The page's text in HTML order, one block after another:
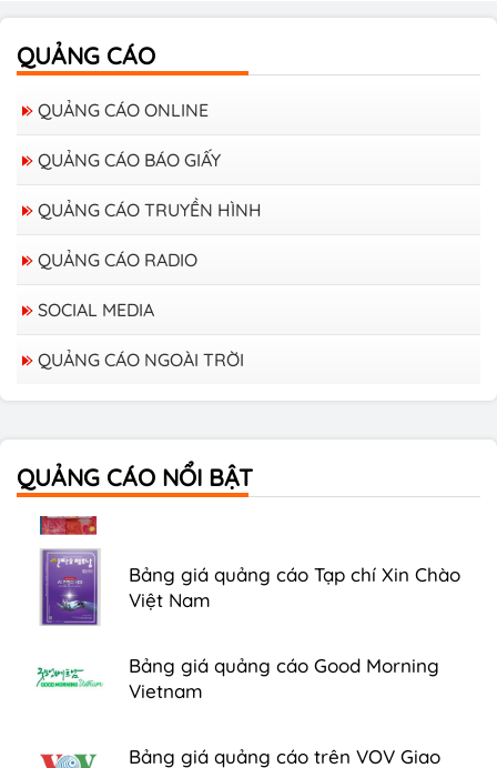
QUẢNG CÁO
QUẢNG CÁO ONLINE
QUẢNG CÁO BÁO GIẤY
QUẢNG CÁO TRUYỀN HÌNH
QUẢNG CÁO RADIO
SOCIAL MEDIA
QUẢNG CÁO NGOÀI TRỜI
QUẢNG CÁO NỔI BẬT
Bảng giá quảng cáo trên xe Bus
Bảng giá quảng cáo tạp chí Heritage
Bảng giá quảng cáo Tạp chí Xin Chào
Việt Nam
Bảng giá quảng cáo Good Morning
Vietnam
Bảng giá quảng cáo trên VOV Giao